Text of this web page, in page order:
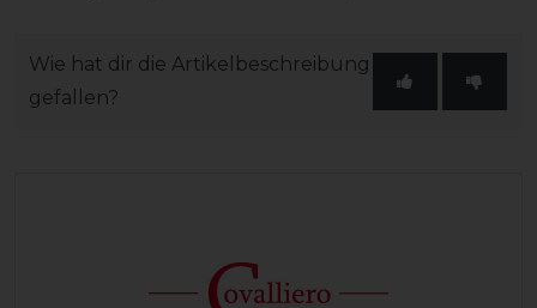
Wie hat dir die Artikelbeschreibung
gefallen?